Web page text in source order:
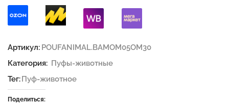
Артикул: POUFANIMAL.BAMOM05OM30
Категория: Пуфы-животные
Тег:Пуф-животное
Поделиться: